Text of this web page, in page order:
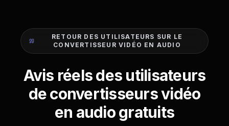
RETOUR DES UTILISATEURS SUR LE
CONVERTISSEUR VIDÉO EN AUDIO
Avis réels des utilisateurs
de convertisseurs vidéo
en audio gratuits